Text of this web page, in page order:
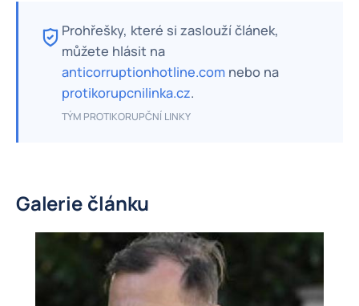
Prohřešky, které si zaslouží článek,
můžete hlásit na
anticorruptionhotline.com nebo na
protikorupcnilinka.cz.
TÝM PROTIKORUPČNÍ LINKY
Galerie článku